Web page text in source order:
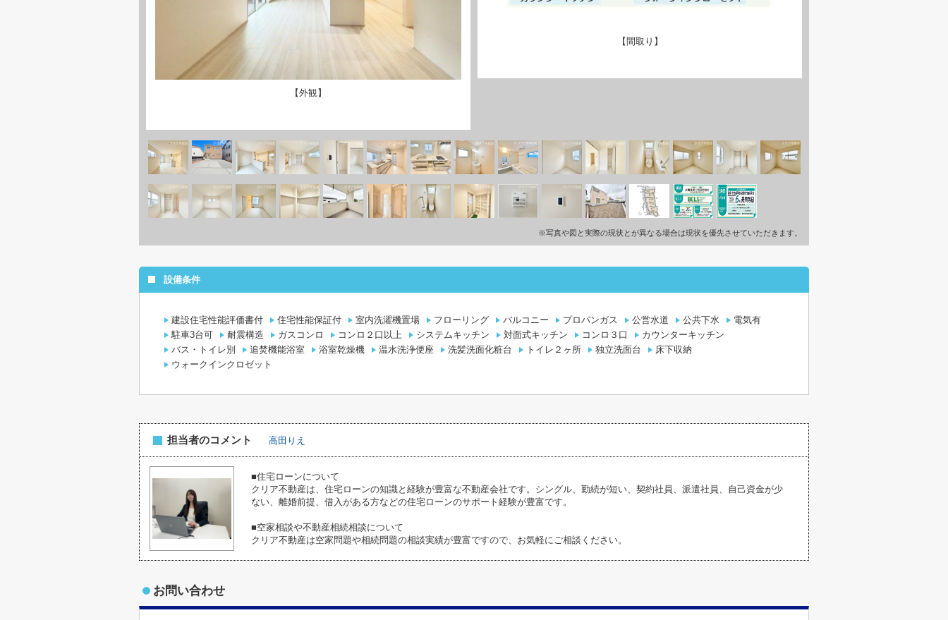
【外観】
【間取り】
※写真や図と実際の現状とが異なる場合は現状を優先させていただきます。
設備条件
建設住宅性能評価書付 住宅性能保証付 室内洗濯機置場 フローリング バルコニー プロパンガス 公営水道 公共下水
電気有
駐車3台可
耐震構造 ガスコンロ コンロ２口以上 システムキッチン 対面式キッチン コンロ３口
カウンターキッチン
バス・トイレ別
追焚機能浴室 浴室乾燥機 温水洗浄便座 洗髪洗面化粧台 トイレ２ヶ所 独立洗面台
床下収納
ウォークインクロゼット
担当者のコメント 高田りえ
■住宅ローンについて
クリア不動産は、住宅ローンの知識と経験が豊富な不動産会社です。シングル、勤続が短い、契約社員、派遣社員、自己資金が少
ない、離婚前提、借入がある方などの住宅ローンのサポート経験が豊富です。
■空家相談や不動産相続相談について
クリア不動産は空家問題や相続問題の相談実績が豊富ですので、お気軽にご相談ください。
お問い合わせ